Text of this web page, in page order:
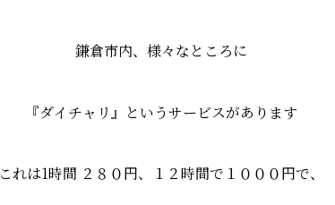
鎌倉市内、様々なところに
『ダイチャリ』というサービスがあります
これは1時間 ２８０円、１２時間で１０００円で、